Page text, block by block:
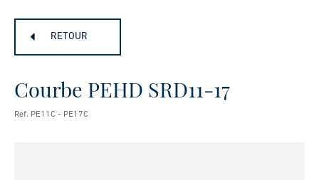
RETOUR
Courbe PEHD SRD11-17
Ref. PE11C - PE17C